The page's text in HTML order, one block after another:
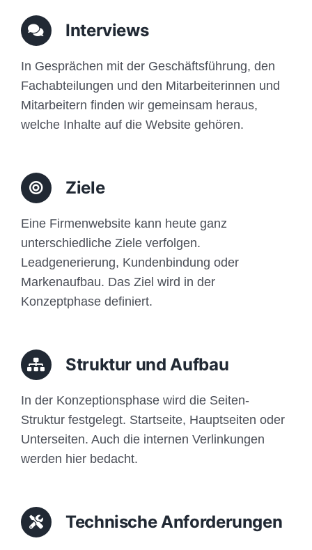
Anfrage
Interviews
In Gesprächen mit der Geschäftsführung, den
Fachabteilungen und den Mitarbeiterinnen und
Mitarbeitern finden wir gemeinsam heraus,
welche Inhalte auf die Website gehören.
Ziele
Eine Firmenwebsite kann heute ganz
unterschiedliche Ziele verfolgen.
Leadgenerierung, Kundenbindung oder
Markenaufbau. Das Ziel wird in der
Konzeptphase definiert.
Struktur und Aufbau
In der Konzeptionsphase wird die Seiten-
Struktur festgelegt. Startseite, Hauptseiten oder
Unterseiten. Auch die internen Verlinkungen
werden hier bedacht.
Technische Anforderungen